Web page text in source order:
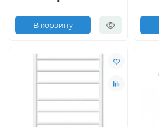
В корзину